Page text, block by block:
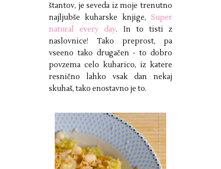
štantov, je seveda iz moje trenutno
najljubše kuharske knjige, Super
natural every day. In to tisti z
naslovnice! Tako preprost, pa
vseeno tako drugačen - to dobro
povzema celo kuharico, iz katere
resnično lahko vsak dan nekaj
skuhaš, tako enostavno je to.